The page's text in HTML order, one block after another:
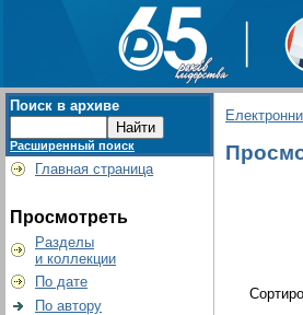
Поиск в архиве
Расширенный поиск
Главная страница
Просмотреть
Разделы
и коллекции
По дате
По автору